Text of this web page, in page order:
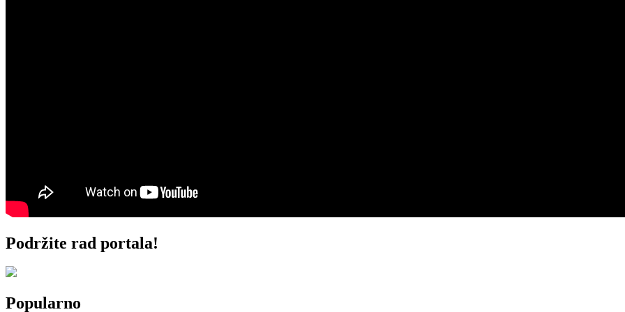
Podržite rad portala!
Popularno